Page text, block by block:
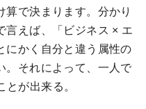
算で決まります。分かり
言えば、「ビジネス × エ
にかく自分と違う属性の
。それによって、一人で
が出来る。